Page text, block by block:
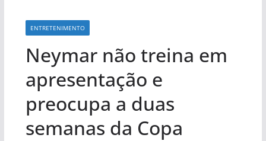
ENTRETENIMENTO
Neymar não treina em
apresentação e
preocupa a duas
semanas da Copa